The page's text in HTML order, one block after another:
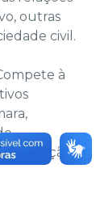
outras
civil.
à
realização